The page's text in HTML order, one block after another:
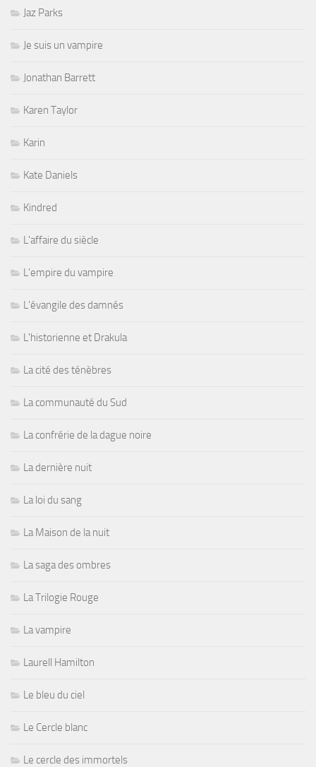
Jaz Parks
Je suis un vampire
Jonathan Barrett
Karen Taylor
Karin
Kate Daniels
Kindred
L'affaire du siècle
L'empire du vampire
L'évangile des damnés
L'historienne et Drakula
La cité des ténèbres
La communauté du Sud
La confrérie de la dague noire
La dernière nuit
La loi du sang
La Maison de la nuit
La saga des ombres
La Trilogie Rouge
La vampire
Laurell Hamilton
Le bleu du ciel
Le Cercle blanc
Le cercle des immortels